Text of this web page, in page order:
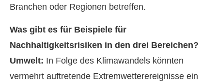
Branchen oder Regionen betreffen.
Was gibt es für Beispiele für
Nachhaltigkeitsrisiken in den drei Bereichen?
Umwelt: In Folge des Klimawandels könnten
vermehrt auftretende Extremwetterereignisse ein